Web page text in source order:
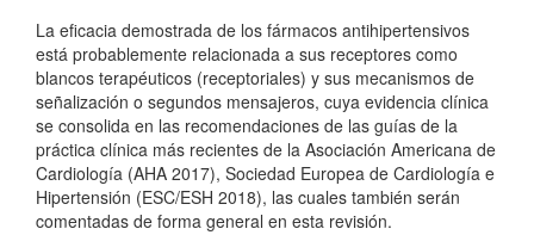
La eficacia demostrada de los fármacos antihipertensivos
está probablemente relacionada a sus receptores como
blancos terapéuticos (receptoriales) y sus mecanismos de
señalización o segundos mensajeros, cuya evidencia clínica
se consolida en las recomendaciones de las guías de la
práctica clínica más recientes de la Asociación Americana de
Cardiología (AHA 2017), Sociedad Europea de Cardiología e
Hipertensión (ESC/ESH 2018), las cuales también serán
comentadas de forma general en esta revisión.